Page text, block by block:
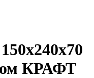
КРАФТ